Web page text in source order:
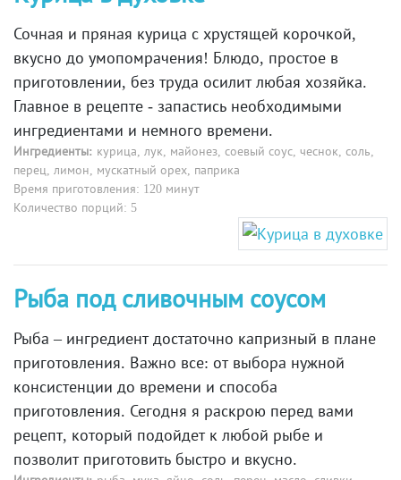
Сочная и пряная курица с хрустящей корочкой,
вкусно до умопомрачения! Блюдо, простое в
приготовлении, без труда осилит любая хозяйка.
Главное в рецепте - запастись необходимыми
ингредиентами и немного времени.
Ингредиенты: курица, лук, майонез, соевый соус, чеснок, соль,
перец, лимон, мускатный орех, паприка
Время приготовления: 120 минут
Количество порций: 5
Рыба под сливочным соусом
Рыба – ингредиент достаточно капризный в плане
приготовления. Важно все: от выбора нужной
консистенции до времени и способа
приготовления. Сегодня я раскрою перед вами
рецепт, который подойдет к любой рыбе и
позволит приготовить быстро и вкусно.